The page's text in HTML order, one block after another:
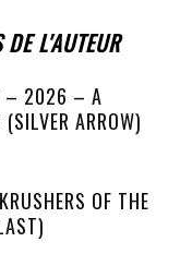
DE L'AUTEUR
– 2026 – A
(SILVER ARROW)
OF THE